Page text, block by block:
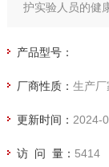
护实验人员的健
产品型号：
厂商性质： 生产厂
更新时间： 2024-
访 问 量： 5414